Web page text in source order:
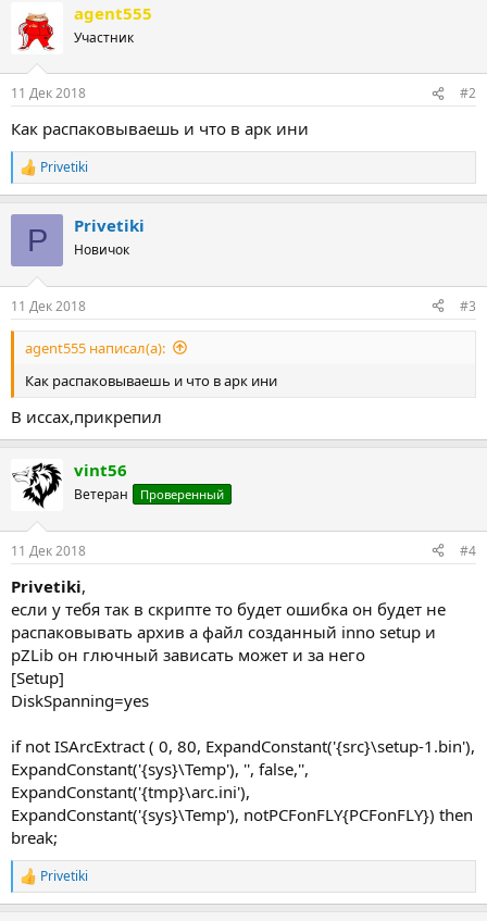
agent555
Участник
11 Дек 2018 #2
Как распаковываешь и что в арк ини
Р
е
Privetiki
P Privetiki
Новичок
11 Дек 2018 #3
agent555 написал(а):
Как распаковываешь и что в арк ини
В иссах,прикрепил
vint56
Ветеран Проверенный
11 Дек 2018 #4
Privetiki,
если у тебя так в скрипте то будет ошибка он будет не
распаковывать архив а файл созданный inno setup и
pZLib он глючный зависать может и за него
[Setup]
DiskSpanning=yes
if not ISArcExtract ( 0, 80, ExpandConstant('{src}\setup-1.bin'),
ExpandConstant('{sys}\Temp'), '', false,'',
ExpandConstant('{tmp}\arc.ini'),
ExpandConstant('{sys}\Temp'), notPCFonFLY{PCFonFLY}) then
break;
Р
е
Privetiki